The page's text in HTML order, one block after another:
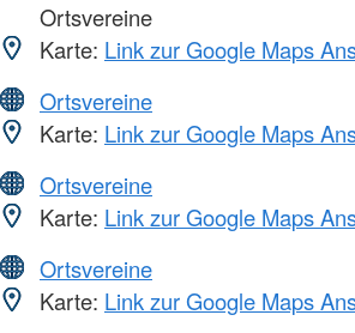
Ortsvereine
Karte: Link zur Google Maps
Ortsvereine
Karte: Link zur Google Maps
Ortsvereine
Karte: Link zur Google Maps
Ortsvereine
Karte: Link zur Google Maps